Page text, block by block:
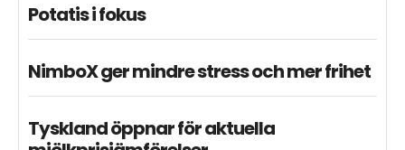
Potatis i fokus
NimboX ger mindre stress och mer frihet
Tyskland öppnar för aktuella